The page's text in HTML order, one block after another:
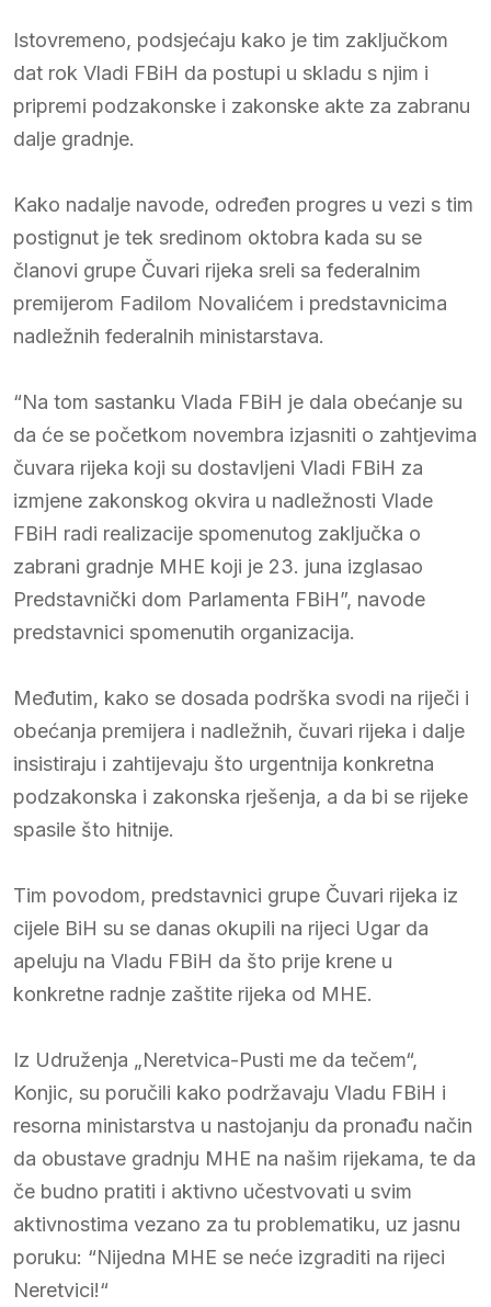
Istovremeno, podsjećaju kako je tim zaključkom
dat rok Vladi FBiH da postupi u skladu s njim i
pripremi podzakonske i zakonske akte za zabranu
dalje gradnje.
Kako nadalje navode, određen progres u vezi s tim
postignut je tek sredinom oktobra kada su se
članovi grupe Čuvari rijeka sreli sa federalnim
premijerom Fadilom Novalićem i predstavnicima
nadležnih federalnih ministarstava.
“Na tom sastanku Vlada FBiH je dala obećanje su
da će se početkom novembra izjasniti o zahtjevima
čuvara rijeka koji su dostavljeni Vladi FBiH za
izmjene zakonskog okvira u nadležnosti Vlade
FBiH radi realizacije spomenutog zaključka o
zabrani gradnje MHE koji je 23. juna izglasao
Predstavnički dom Parlamenta FBiH”, navode
predstavnici spomenutih organizacija.
Međutim, kako se dosada podrška svodi na riječi i
obećanja premijera i nadležnih, čuvari rijeka i dalje
insistiraju i zahtijevaju što urgentnija konkretna
podzakonska i zakonska rješenja, a da bi se rijeke
spasile što hitnije.
Tim povodom, predstavnici grupe Čuvari rijeka iz
cijele BiH su se danas okupili na rijeci Ugar da
apeluju na Vladu FBiH da što prije krene u
konkretne radnje zaštite rijeka od MHE.
Iz Udruženja „Neretvica-Pusti me da tečem“,
Konjic, su poručili kako podržavaju Vladu FBiH i
resorna ministarstva u nastojanju da pronađu način
da obustave gradnju MHE na našim rijekama, te da
če budno pratiti i aktivno učestvovati u svim
aktivnostima vezano za tu problematiku, uz jasnu
poruku: “Nijedna MHE se neće izgraditi na rijeci
Neretvici!“